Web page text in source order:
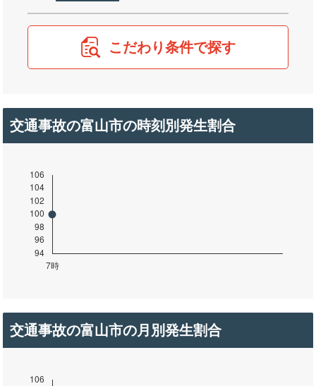
こだわり条件で探す
交通事故の富山市の時刻別発生割合
交通事故の富山市の月別発生割合